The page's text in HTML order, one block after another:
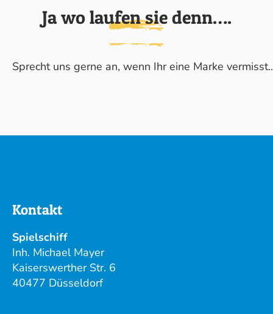
Ja wo laufen sie denn….
Sprecht uns gerne an, wenn Ihr eine Marke
Kontakt
Spielschiff
Inh. Michael Mayer
Kaiserswerther Str. 6
40477 Düsseldorf